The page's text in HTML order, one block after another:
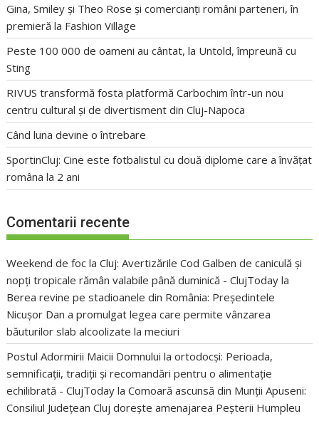
Gina, Smiley și Theo Rose și comercianți români parteneri, în
premieră la Fashion Village
Peste 100 000 de oameni au cântat, la Untold, împreună cu
Sting
RIVUS transformă fosta platformă Carbochim într-un nou
centru cultural și de divertisment din Cluj-Napoca
Când luna devine o întrebare
SportinCluj: Cine este fotbalistul cu două diplome care a învățat
româna la 2 ani
Comentarii recente
Weekend de foc la Cluj: Avertizările Cod Galben de caniculă și
nopți tropicale rămân valabile până duminică - ClujToday la
Berea revine pe stadioanele din România: Președintele
Nicușor Dan a promulgat legea care permite vânzarea
băuturilor slab alcoolizate la meciuri
Postul Adormirii Maicii Domnului la ortodocși: Perioada,
semnificații, tradiții și recomandări pentru o alimentație
echilibrată - ClujToday laComoară ascunsă din Munții Apuseni:
Consiliul Județean Cluj dorește amenajarea Peșterii Humpleu